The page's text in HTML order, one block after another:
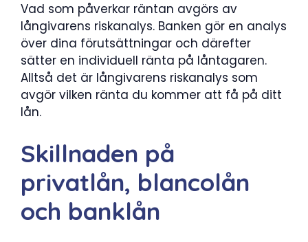
Vad som påverkar räntan avgörs av
långivarens riskanalys. Banken gör en analys
över dina förutsättningar och därefter
sätter en individuell ränta på låntagaren.
Alltså det är långivarens riskanalys som
avgör vilken ränta du kommer att få på ditt
lån.
Skillnaden på
privatlån, blancolån
och banklån